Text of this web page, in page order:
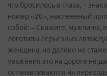
что бросилось в глаза, –
номер «20», наклеенный
собой: – Скажите, мужчины,
логотипы серьезных
женщина, но далеко не
уважения это на дороге не
останавливаются на